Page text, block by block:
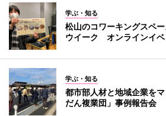
学ぶ・知る
松山のコワーキングスペ
ウイーク オンラインイベ
学ぶ・知る
都市部人材と地域企業を
だん複業団」事例報告会